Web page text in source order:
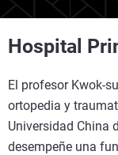
Hospital
El profesor Kwok-
ortopedia y
Universidad China
desempeñe una